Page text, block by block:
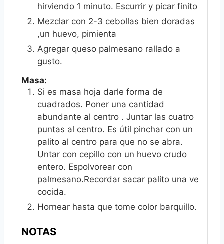
hirviendo 1 minuto. Escurrir y picar finito
Mezclar con 2-3 cebollas bien doradas
,un huevo, pimienta
Agregar queso palmesano rallado a
gusto.
Masa:
Si es masa hoja darle forma de
cuadrados. Poner una cantidad
abundante al centro . Juntar las cuatro
puntas al centro. Es útil pinchar con un
palito al centro para que no se abra.
Untar con cepillo con un huevo crudo
entero. Espolvorear con
palmesano.Recordar sacar palito una ve
cocida.
Hornear hasta que tome color barquillo.
NOTAS